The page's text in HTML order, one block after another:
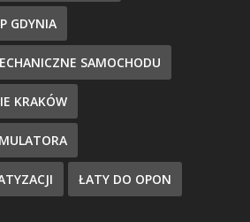
GDYNIA
SAMOCHODU
KRAKÓW
ŁATY DO OPON